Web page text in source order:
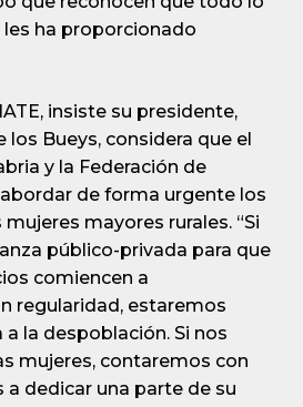
ha proporcionado
insiste su presidente,
Bueys, considera que el
y la Federación de
de forma urgente los
mayores rurales. “Si
público-privada para que
comiencen a
regularidad, estaremos
la despoblación. Si nos
mujeres, contaremos con
a dedicar una parte de su